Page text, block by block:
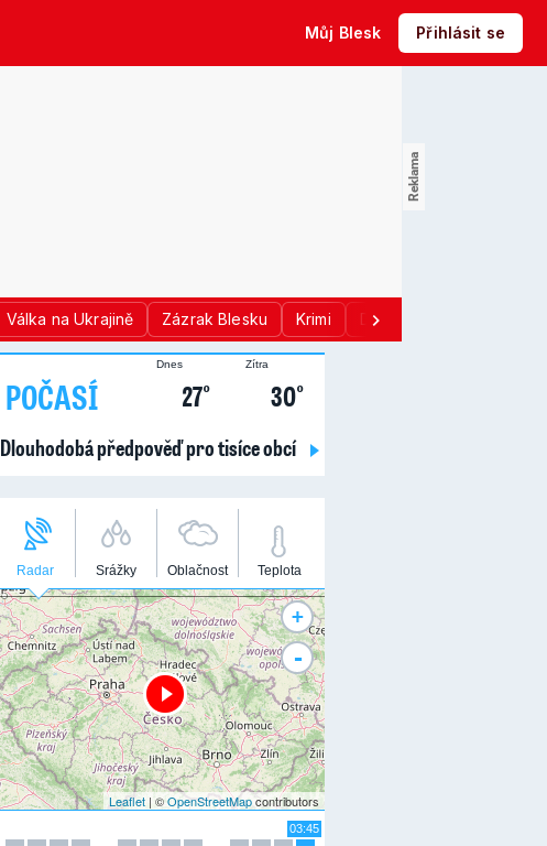
Můj Blesk Přihlásit se
Válka na Ukrajině Zázrak Blesku Krimi Donald Trump
POČASÍ
Dnes
27°
Zítra
30°
Dlouhodobá předpověď pro tisíce obcí
Radar Srážky Oblačnost Teplota
+
-
Leaflet | ©OpenStreetMapcontributors
03:45